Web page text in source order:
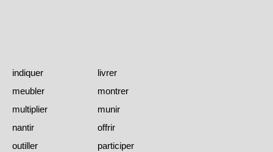
indiquer
livrer
meubler
montrer
multiplier
munir
nantir
offrir
outiller
participer